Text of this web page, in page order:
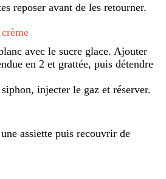
reposer avant de les retourner.
avec le sucre glace. Ajouter
en 2 et grattée, puis détendre
injecter le gaz et réserver.
assiette puis recouvrir de